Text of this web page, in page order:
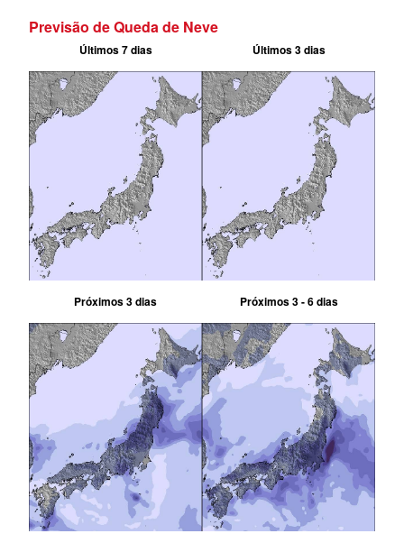
Previsão de Queda de Neve
Últimos 7 dias Últimos 3 dias
Próximos 3 dias Próximos 3 - 6 dias